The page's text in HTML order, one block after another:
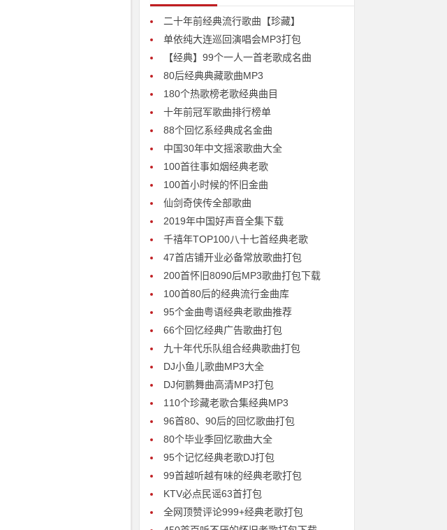
二十年前经典流行歌曲【珍藏】
单依纯大连巡回演唱会MP3打包
【经典】99个一人一首老歌成名曲
80后经典典藏歌曲MP3
180个热歌榜老歌经典曲目
十年前冠军歌曲排行榜单
88个回忆系经典成名金曲
中国30年中文摇滚歌曲大全
100首往事如烟经典老歌
100首小时候的怀旧金曲
仙剑奇侠传全部歌曲
2019年中国好声音全集下载
千禧年TOP100八十七首经典老歌
47首店铺开业必备常放歌曲打包
200首怀旧8090后MP3歌曲打包下载
100首80后的经典流行金曲库
95个金曲粤语经典老歌曲推荐
66个回忆经典广告歌曲打包
九十年代乐队组合经典歌曲打包
DJ小鱼儿歌曲MP3大全
DJ何鹏舞曲高清MP3打包
110个珍藏老歌合集经典MP3
96首80、90后的回忆歌曲打包
80个毕业季回忆歌曲大全
95个记忆经典老歌DJ打包
99首越听越有味的经典老歌打包
KTV必点民谣63首打包
全网顶赞评论999+经典老歌打包